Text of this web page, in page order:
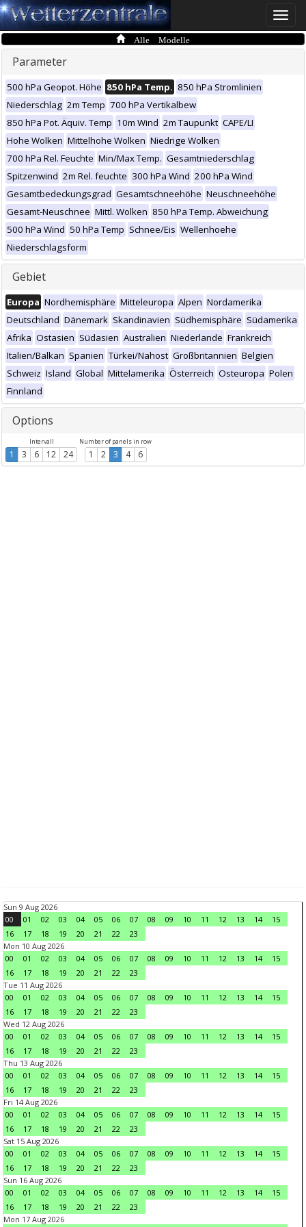
Toggle
Alle Modelle
Parameter
500 hPa Geopot. Höhe 850 hPa Temp. 850 hPa Stromlinien
Niederschlag 2m Temp 700 hPa Vertikalbew
850 hPa Pot. Äquiv. Temp 10m Wind 2m Taupunkt CAPE/LI
Hohe Wolken Mittelhohe Wolken Niedrige Wolken
700 hPa Rel. Feuchte Min/Max Temp. Gesamtniederschlag
Spitzenwind 2m Rel. feuchte 300 hPa Wind 200 hPa Wind
Gesamtbedeckungsgrad Gesamtschneehöhe Neuschneehöhe
Gesamt-Neuschnee Mittl. Wolken 850 hPa Temp. Abweichung
500 hPa Wind 50 hPa Temp Schnee/Eis Wellenhoehe
Niederschlagsform
Gebiet
Europa Nordhemisphäre Mitteleuropa Alpen Nordamerika
Deutschland Dänemark Skandinavien Südhemisphäre Südamerika
Afrika Ostasien Südasien Australien Niederlande Frankreich
Italien/Balkan Spanien Türkei/Nahost Großbritannien Belgien
Schweiz Island Global Mittelamerika Österreich Osteuropa Polen
Finnland
Options
Intervall
1 3 6 12 24
Number of panels in row
1 2 3 4 6
Sun 9 Aug 2026
00
01 02 03 04 05 06 07 08 09 10 11 12 13 14
15
16
17 18 19 20 21 22
23
Mon 10 Aug 2026
00
01 02 03 04 05 06 07 08 09 10 11 12 13 14
15
16
17 18 19 20 21 22
23
Tue 11 Aug 2026
00
01 02 03 04 05 06 07 08 09 10 11 12 13 14
15
16
17 18 19 20 21 22
23
Wed 12 Aug 2026
00
01 02 03 04 05 06 07 08 09 10 11 12 13 14
15
16
17 18 19 20 21 22
23
Thu 13 Aug 2026
00
01 02 03 04 05 06 07 08 09 10 11 12 13 14
15
16
17 18 19 20 21 22
23
Fri 14 Aug 2026
00
01 02 03 04 05 06 07 08 09 10 11 12 13 14
15
16
17 18 19 20 21 22
23
Sat 15 Aug 2026
00
01 02 03 04 05 06 07 08 09 10 11 12 13 14
15
16
17 18 19 20 21 22
23
Sun 16 Aug 2026
00
01 02 03 04 05 06 07 08 09 10 11 12 13 14
15
16
17 18 19 20 21 22
23
Mon 17 Aug 2026